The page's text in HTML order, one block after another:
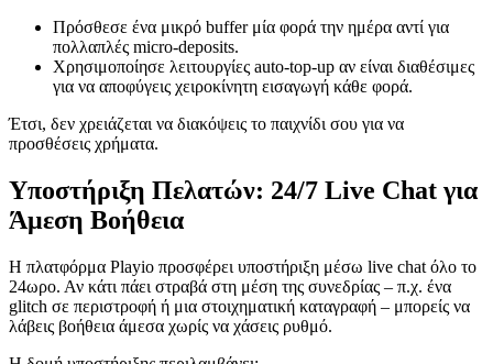
Πρόσθεσε ένα μικρό buffer μία φορά την ημέρα αντί για
πολλαπλές micro‑deposits.
Χρησιμοποίησε λειτουργίες auto‑top‑up αν είναι διαθέσιμες
για να αποφύγεις χειροκίνητη εισαγωγή κάθε φορά.
Έτσι, δεν χρειάζεται να διακόψεις το παιχνίδι σου για να
προσθέσεις χρήματα.
Υποστήριξη Πελατών: 24/7 Live Chat για
Άμεση Βοήθεια
Η πλατφόρμα Playio προσφέρει υποστήριξη μέσω live chat όλο το
24ωρο. Αν κάτι πάει στραβά στη μέση της συνεδρίας – π.χ. ένα
glitch σε περιστροφή ή μια στοιχηματική καταγραφή – μπορείς να
λάβεις βοήθεια άμεσα χωρίς να χάσεις ρυθμό.